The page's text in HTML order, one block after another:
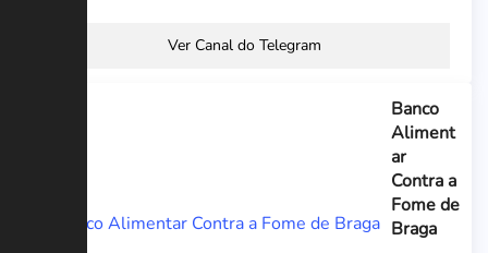
Ver Canal do Telegram
Banco
Aliment
ar
Contra a
Fome de
Braga